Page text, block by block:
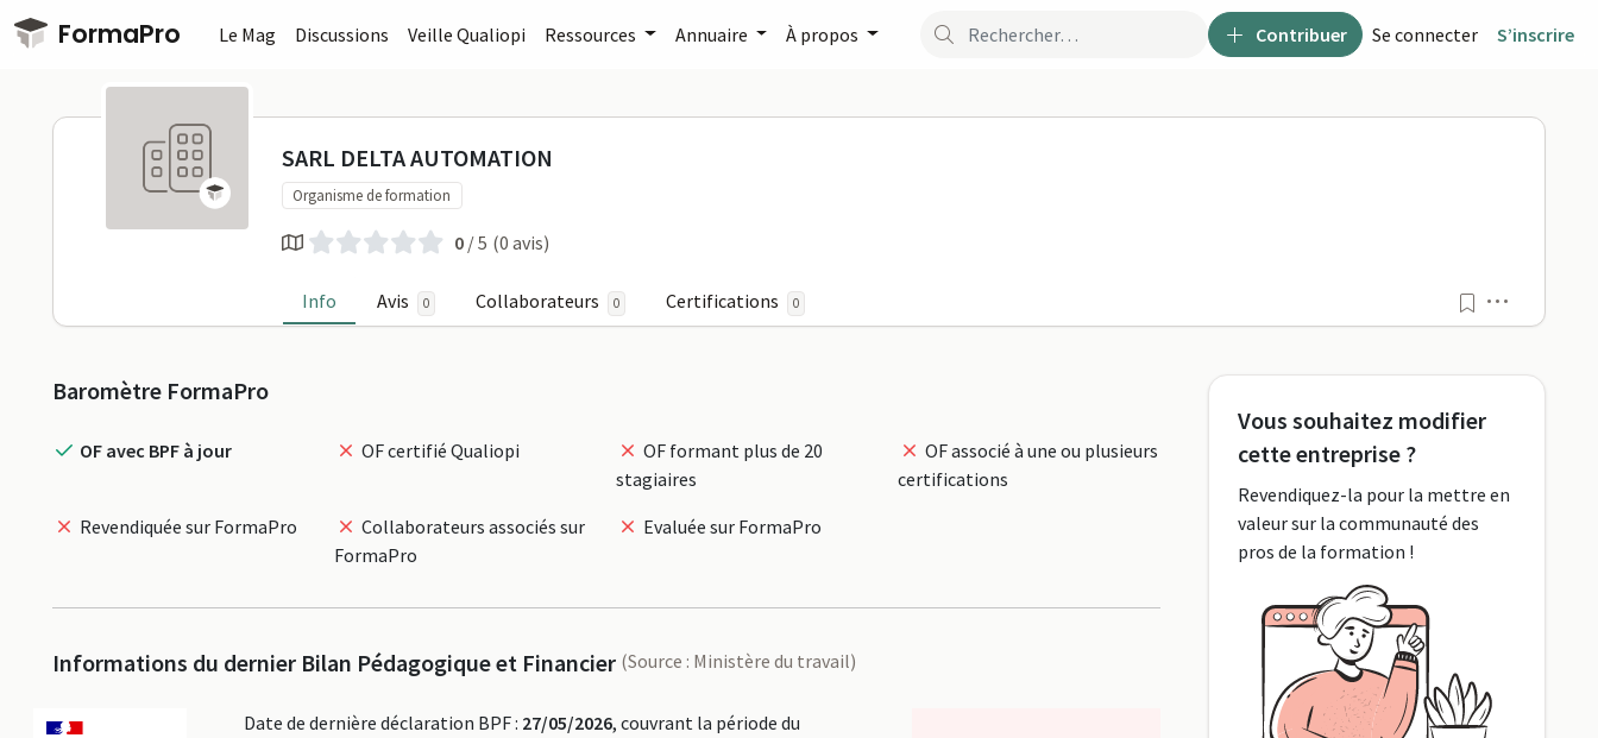
Passer au contenu principal
FormaPro Contribuer Se connecter S’inscrire
Le Mag Discussions Veille Qualiopi Ressources Annuaire À propos
SARL DELTA AUTOMATION sur FormaPro
SARL DELTA AUTOMATION
Organisme de formation
0 / 5 (0 avis)
Info Avis 0 Collaborateurs 0 Certifications 0
Profil
Baromètre FormaPro
OF avec BPF à jour OF certifié Qualiopi
OF formant plus de 20
stagiaires
OF associé à une ou plusieurs
certifications
Revendiquée sur FormaPro
Collaborateurs associés sur
FormaPro
Evaluée sur FormaPro
Informations du dernier Bilan Pédagogique et Financier (Source : Ministère du travail)
Date de dernière déclaration BPF : 27/05/2026, couvrant la période du
Vous souhaitez modifier
cette entreprise ?
Revendiquez-la pour la mettre en
valeur sur la communauté des
pros de la formation !